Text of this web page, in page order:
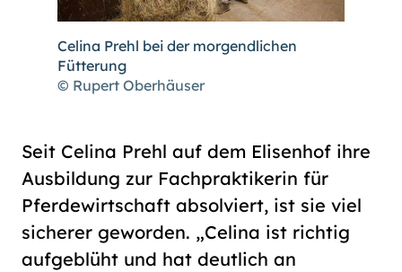
Celina Prehl bei der morgendlichen
Fütterung
© Rupert Oberhäuser
Seit Celina Prehl auf dem Elisenhof ihre
Ausbildung zur Fachpraktikerin für
Pferdewirtschaft absolviert, ist sie viel
sicherer geworden. „Celina ist richtig
aufgeblüht und hat deutlich an